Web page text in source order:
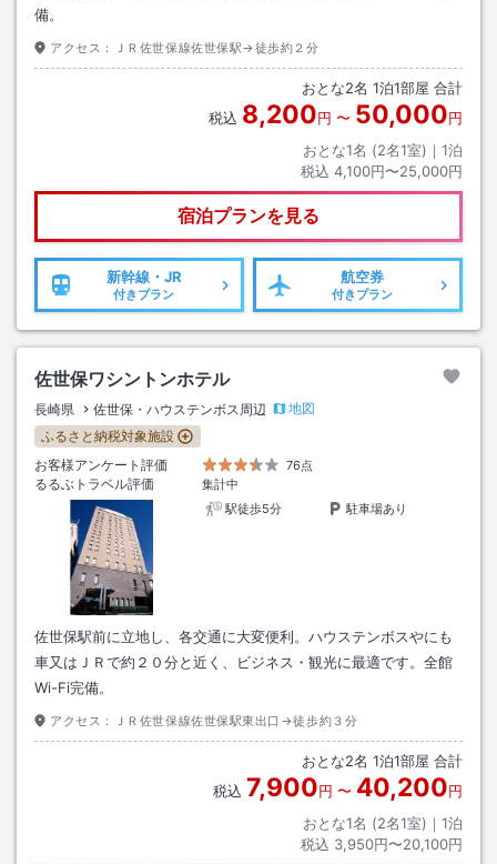
備。
アクセス： ＪＲ佐世保線佐世保駅→徒歩約２分
おとな2名 1泊1部屋 合計
税込 8,200円 〜 50,000円
おとな1名 (2名1室)｜ 1泊
税込 4,100円〜25,000円
宿泊プランを見る
新幹線・JR
付きプラン
航空券
付きプラン
佐世保ワシントンホテル
長崎県 佐世保・ハウステンボス周辺
地図
ふるさと納税対象施設
お客様アンケート評価
76点
るるぶトラベル評価
集計中
駅徒歩5分
駐車場あり
佐世保駅前に立地し、各交通に大変便利。ハウステンボスやにも
車又はＪＲで約２０分と近く、ビジネス・観光に最適です。全館
Wi-Fi完備。
アクセス： ＪＲ佐世保線佐世保駅東出口→徒歩約３分
おとな2名 1泊1部屋 合計
税込 7,900円 〜 40,200円
おとな1名 (2名1室)｜ 1泊
税込 3,950円〜20,100円